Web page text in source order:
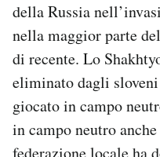
della Russia
nella maggior parte
di recente. Lo
eliminato dagli
giocato in campo
in campo neutro